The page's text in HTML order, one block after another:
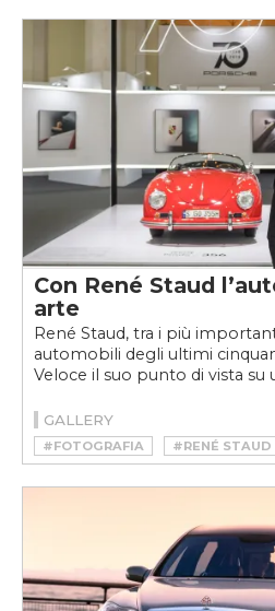
Con René Staud
arte
René Staud, tra i più
automobili degli ultimi
Veloce il suo punto di vista su
GALLERY
#FOTOGRAFIA #RENÉ STAUD